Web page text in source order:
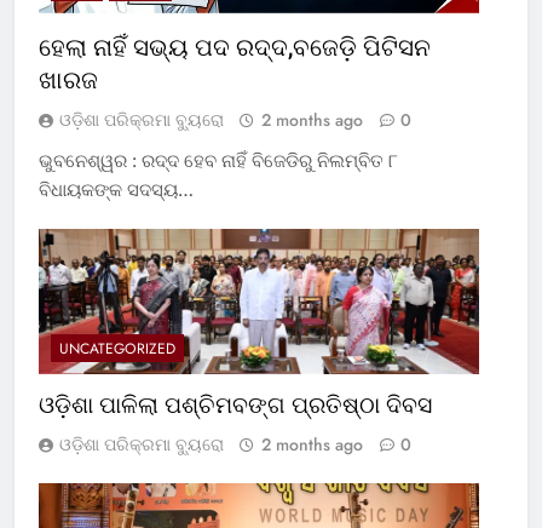
ହେଲା ନାହିଁ ସଭ୍ୟ ପଦ ରଦ୍ଦ,ବଜେଡ଼ି ପିଟିସନ
ଖାରଜ
ଓଡ଼ିଶା ପରିକ୍ରମା ବ୍ୟୁରୋ 2 months ago 0
ଭୁବନେଶ୍ୱର : ରଦ୍ଦ ହେବ ନାହିଁ ବିଜେଡିରୁ ନିଲମ୍ବିତ ୮
ବିଧାୟକଙ୍କ ସଦସ୍ୟ…
UNCATEGORIZED
ଓଡ଼ିଶା ପାଳିଲା ପଶ୍ଚିମବଙ୍ଗ ପ୍ରତିଷ୍ଠା ଦିବସ
ଓଡ଼ିଶା ପରିକ୍ରମା ବ୍ୟୁରୋ 2 months ago 0